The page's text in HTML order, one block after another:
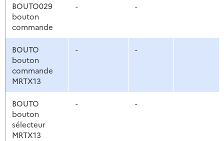
BOUTO029
bouton
commande
- -
BOUTO
bouton
commande
MRTX13
- -
BOUTO
bouton
sélecteur
MRTX13
- -